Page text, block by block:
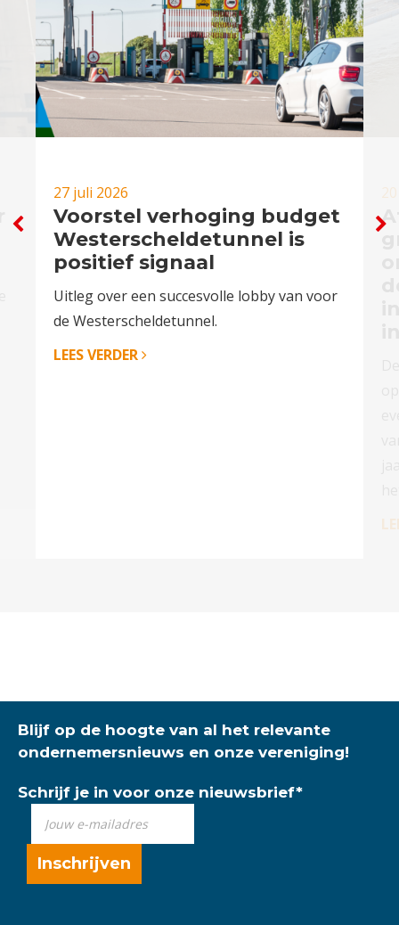
27 juli 2026
Voorstel verhoging budget
Westerscheldetunnel is
positief signaal
Uitleg over een succesvolle lobby van voor
de Westerscheldetunnel.
LEES VERDER
Blijf op de hoogte van al het relevante
ondernemersnieuws en onze vereniging!
Schrijf je in voor onze nieuwsbrief*